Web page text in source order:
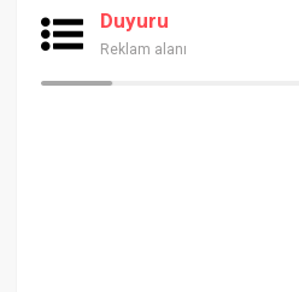
Duyuru
Reklam alanı